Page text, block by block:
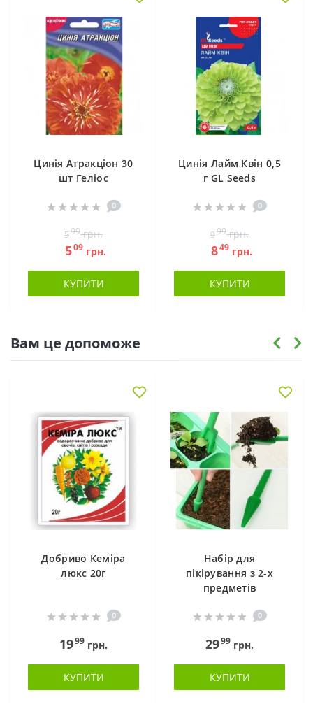
Цинія Атракціон 30
шт Геліос
0
599грн.
509грн.
КУПИТИ
Цинія Лайм Квін 0,5
г GL Seeds
0
999грн.
849грн.
КУПИТИ
Вам це допоможе
Добриво Кеміра
люкс 20г
0
1999 грн.
КУПИТИ
Набір для
пікірування з 2-х
предметів
0
2999 грн.
КУПИТИ